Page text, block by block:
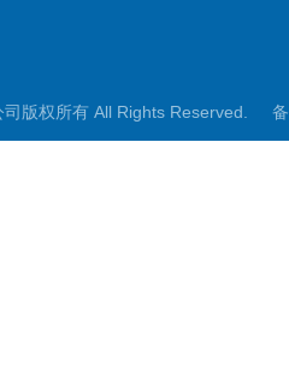
司版权所有 All Rights Reserved.